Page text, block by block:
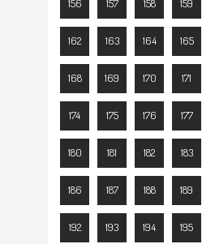
156 157 158 159
162 163 164 165
168 169 170 171
174 175 176 177
180 181 182 183
186 187 188 189
192 193 194 195